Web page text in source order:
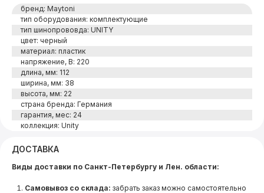
бренд: Maytoni
тип оборудования: комплектующие
тип шинопрововда: UNITY
цвет: черный
материал: пластик
напряжение, В: 220
длина, мм: 112
ширина, мм: 38
высота, мм: 22
страна бренда: Германия
гарантия, мес: 24
коллекция: Unity
ДОСТАВКА
Виды доставки по Санкт-Петербургу и Лен. области:
Самовывоз со склада: забрать заказ можно самостоятельно